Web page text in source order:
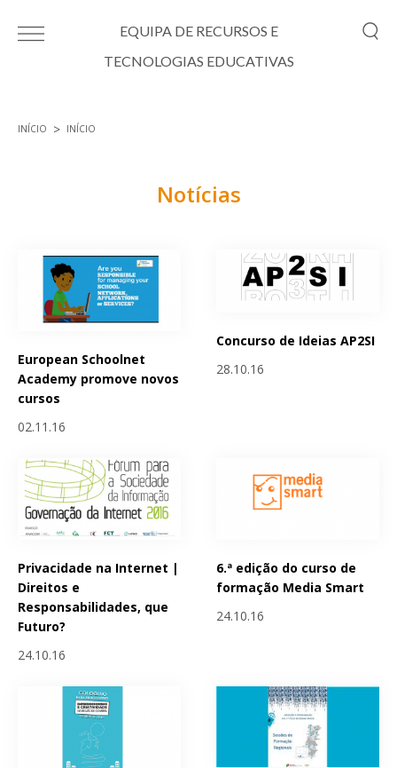
EQUIPA DE RECURSOS E
TECNOLOGIAS EDUCATIVAS
INÍCIO INÍCIO
Notícias
European Schoolnet
Academy promove novos
cursos
02.11.16
Concurso de Ideias AP2SI
28.10.16
Privacidade na Internet |
Direitos e
Responsabilidades, que
Futuro?
24.10.16
6.ª edição do curso de
formação Media Smart
24.10.16
Páginas